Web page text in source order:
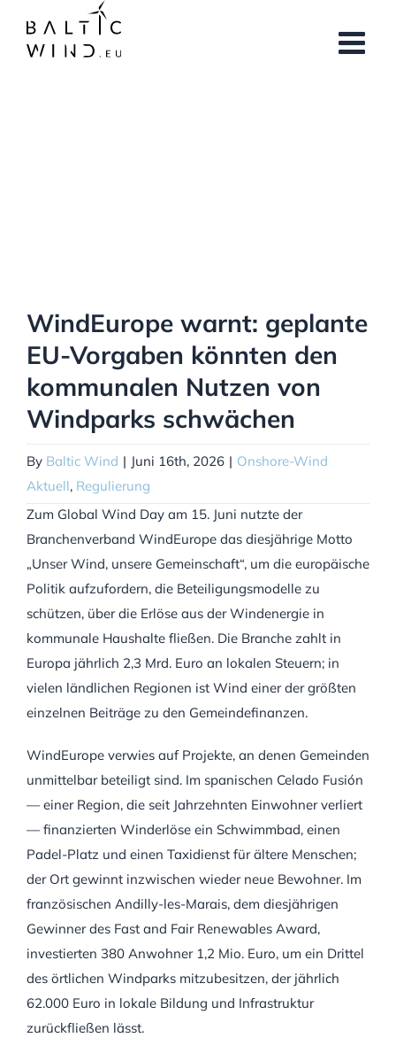
content
WindEurope warnt: geplante
EU-Vorgaben könnten den
kommunalen Nutzen von
Windparks schwächen
By Baltic Wind | Juni 16th, 2026 | Onshore-Wind
Aktuell, Regulierung
Zum Global Wind Day am 15. Juni nutzte der
Branchenverband WindEurope das diesjährige Motto
„Unser Wind, unsere Gemeinschaft“, um die europäische
Politik aufzufordern, die Beteiligungsmodelle zu
schützen, über die Erlöse aus der Windenergie in
kommunale Haushalte fließen. Die Branche zahlt in
Europa jährlich 2,3 Mrd. Euro an lokalen Steuern; in
vielen ländlichen Regionen ist Wind einer der größten
einzelnen Beiträge zu den Gemeindefinanzen.
WindEurope verwies auf Projekte, an denen Gemeinden
unmittelbar beteiligt sind. Im spanischen Celado Fusión
— einer Region, die seit Jahrzehnten Einwohner verliert
— finanzierten Winderlöse ein Schwimmbad, einen
Padel-Platz und einen Taxidienst für ältere Menschen;
der Ort gewinnt inzwischen wieder neue Bewohner. Im
französischen Andilly-les-Marais, dem diesjährigen
Gewinner des Fast and Fair Renewables Award,
investierten 380 Anwohner 1,2 Mio. Euro, um ein Drittel
des örtlichen Windparks mitzubesitzen, der jährlich
62.000 Euro in lokale Bildung und Infrastruktur
zurückfließen lässt.